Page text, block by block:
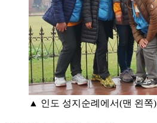
▲ 인도 성지순례에서(맨 왼쪽)